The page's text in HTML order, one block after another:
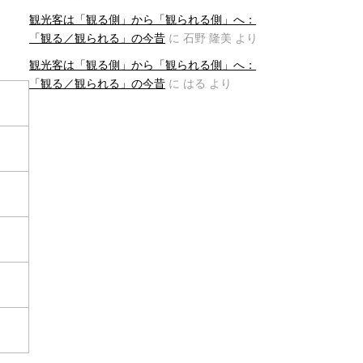
観光客は「観る側」から「観られる側」へ：
「観る／観られる」の今昔 に 石野 隆美 より
観光客は「観る側」から「観られる側」へ：
「観る／観られる」の今昔 に はる より